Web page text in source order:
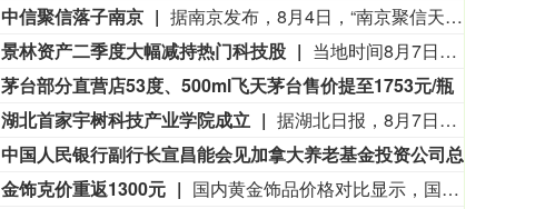
中信聚信落子南京
据南京发布，8月4日，“南京聚信天晟股权投资合伙企业（有限合伙）”正式落地紫金山国际科创基金街区。基金规模10.01亿元，管理人为中信聚信（北京）资本管理有限公司，其向上穿透的实际控制人为中信集团，管理人整体管理规模超百亿元。该基金在2026紫金山创投大会上签约启动组建，将重点投向新一代信息技术、高端装备、新材料、新能源、生物医药及新消费等领域，为南京科创产业注入新的资本动能。
景林资产二季度大幅减持热门科技股
当地时间8月7日，知名千亿级私募景林资产披露2026年二季度末最新美股持仓（13F）。二季度，景林资产清仓英伟达、META等热门科技股，大幅减持英特尔、网易、谷歌等标的；景林资产在二季度末的美股持仓市值从38.8亿美元大幅下降至21.9亿美元，降幅达43%。在大幅收缩多只原有持仓的同时，景林资产也对部分半导体产业链公司进行了布局，包括近期业绩超预期的美国光模块制造商AAOI（应用光电）。
茅台部分直营店53度、500ml飞天茅台售价提至1753元/瓶
湖北首家宇树科技产业学院成立
据湖北日报，8月7日，湖北省首家宇树科技产业学院在长江工程职业技术学院成立。据悉，“宇树科技产业学院”由宇树科技股份有限公司与长江工程职业技术学院共建，实行“企业专家任院长、校内教授任执行副院长”双院长制管理架构，聚焦机器人调试、运维、技术支持等市场紧缺岗位，精准培育紧缺人才。
中国人民银行副行长宣昌能会见加拿大养老基金投资公司总裁兼首席执行官约翰·格雷厄姆
金饰克价重返1300元
国内黄金饰品价格对比显示，国内多家品牌足金饰品价格重返1300元，其中周生生足金饰品报1315元/克，周大福报价1308元/克，老庙黄金报价1310元/克。